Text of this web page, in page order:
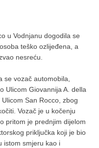
u Vodnjanu dogodila se
teško ozlijeđena, a
nesreću.
se vozač automobila,
Ulicom Giovannija A. della
San Rocco, zbog
Vozač je u kočenju
pritom je prednjim dijelom
priključka koji je bio
istom smjeru kao i